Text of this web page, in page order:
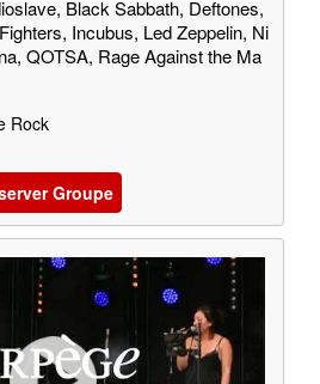
Black Sabbath, Deftones,
Incubus, Led Zeppelin, Ni
QOTSA, Rage Against the Ma
Blood, SOAD, Soundgarden, T
Rock
Groupe